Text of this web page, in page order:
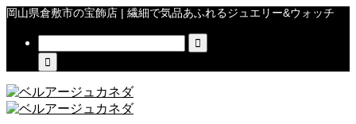
岡山県倉敷市の宝飾店 | 繊細で気品あふれるジュエリー&ウォッチ

